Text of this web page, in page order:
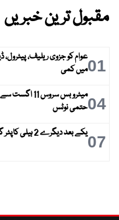
مقبول ترین خبریں
01عوام کو جزوی ریلیف،
میں کمی
04
میٹرو بس
حتمی نوٹس
07یکے بعد دیگرے 2 ہیلی کاپٹر گر کر تباہ؛ متعدد ہلاکتیں